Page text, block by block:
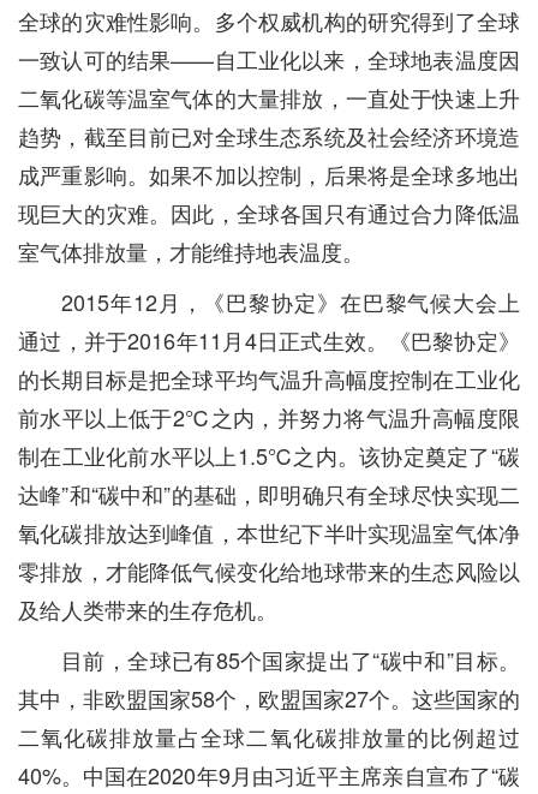
全球的灾难性影响。多个权威机构的研究得到了全球
一致认可的结果——自工业化以来，全球地表温度因
二氧化碳等温室气体的大量排放，一直处于快速上升
趋势，截至目前已对全球生态系统及社会经济环境造
成严重影响。如果不加以控制，后果将是全球多地出
现巨大的灾难。因此，全球各国只有通过合力降低温
室气体排放量，才能维持地表温度。
2015年12月，《巴黎协定》在巴黎气候大会上
通过，并于2016年11月4日正式生效。《巴黎协定》
的长期目标是把全球平均气温升高幅度控制在工业化
前水平以上低于2℃之内，并努力将气温升高幅度限
制在工业化前水平以上1.5℃之内。该协定奠定了“碳
达峰”和“碳中和”的基础，即明确只有全球尽快实现二
氧化碳排放达到峰值，本世纪下半叶实现温室气体净
零排放，才能降低气候变化给地球带来的生态风险以
及给人类带来的生存危机。
目前，全球已有85个国家提出了“碳中和”目标。
其中，非欧盟国家58个，欧盟国家27个。这些国家的
二氧化碳排放量占全球二氧化碳排放量的比例超过
40%。中国在2020年9月由习近平主席亲自宣布了“碳